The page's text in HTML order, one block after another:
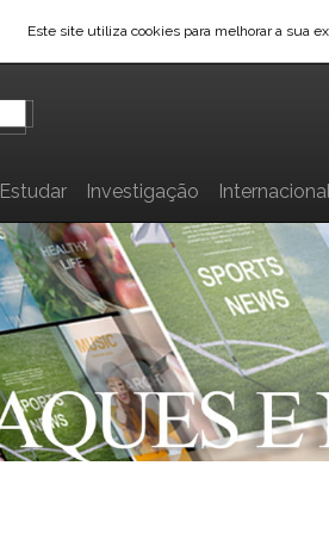
Este site utiliza cookies para melhorar a sua
Estudar Investigação